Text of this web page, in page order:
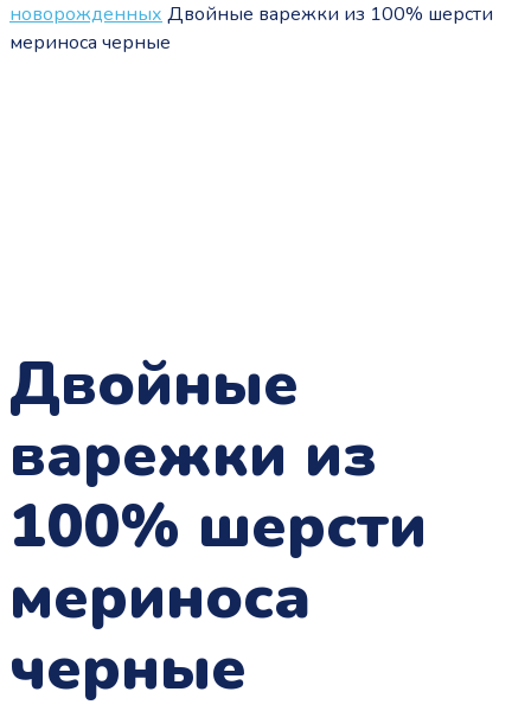
новорожденных Двойные варежки из 100% шерсти
мериноса черные
Двойные
варежки из
100% шерсти
мериноса
черные